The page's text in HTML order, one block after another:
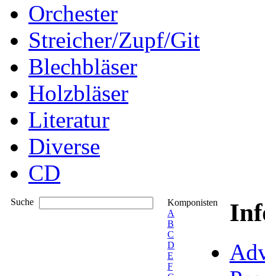
Orchester
Streicher/Zupf/Git
Blechbläser
Holzbläser
Literatur
Diverse
CD
Suche
Komponisten
A
B
C
D
E
F